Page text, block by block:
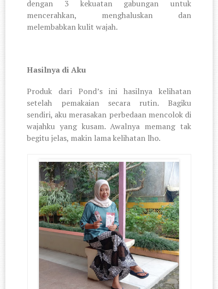
dengan 3 kekuatan gabungan untuk
mencerahkan, menghaluskan dan
melembabkan kulit wajah.
Hasilnya di Aku
Produk dari Pond’s ini hasilnya kelihatan
setelah pemakaian secara rutin. Bagiku
sendiri, aku merasakan perbedaan mencolok di
wajahku yang kusam. Awalnya memang tak
begitu jelas, makin lama kelihatan lho.